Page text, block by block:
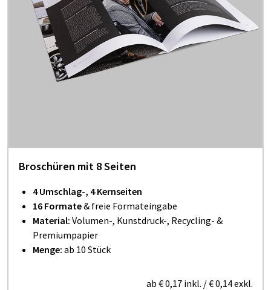
Broschüren mit 8 Seiten
4 Umschlag-, 4 Kernseiten
16 Formate& freie Formateingabe
Material: Volumen-, Kunstdruck-, Recycling- &
Premiumpapier
Menge: ab 10 Stück
ab € 0,17 inkl. /€ 0,14exkl.